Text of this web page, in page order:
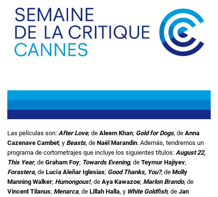
Las películas son: After Love, de Aleem Khan; Gold for Dogs, de Anna
Cazenave Cambet; y Beasts, de Naël Marandin. Además, tendremos un
programa de cortometrajes que incluye los siguientes títulos: August 22,
This Year, de Graham Foy; Towards Evening, de Teymur Hajiyev;
Forastera, de Lucía Aleñar Iglesias; Good Thanks, You?, de Molly
Manning Walker; Humongous!, de Aya Kawazoe; Marlon Brando, de
Vincent Tilanus; Menarca, de Lillah Halla, y White Goldfish, de Jan